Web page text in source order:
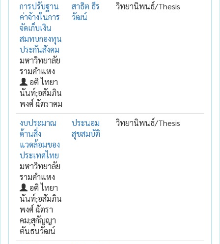
การปรับฐาน
ค่าจ้างในการ
จัดเก็บเงิน
สมทบกองทุน
ประกันสังคม
มหาวิทยาลัย
รามคำแหง
อติ ไทยา
นันท์;อสัมภิน
พงศ์ ฉัตราคม
สาธิต ธีร
วัฒน์
วิทยานิพนธ์/Thesis
งบประมาณ
ด้านสิ่ง
แวดล้อมของ
ประเทศไทย
มหาวิทยาลัย
รามคำแหง
อติ ไทยา
นันท์;อสัมภิน
พงศ์ ฉัตรา
คม;สุกัญญา
ตันธนวัฒน์
ประนอม
สุขสมบัติ
วิทยานิพนธ์/Thesis